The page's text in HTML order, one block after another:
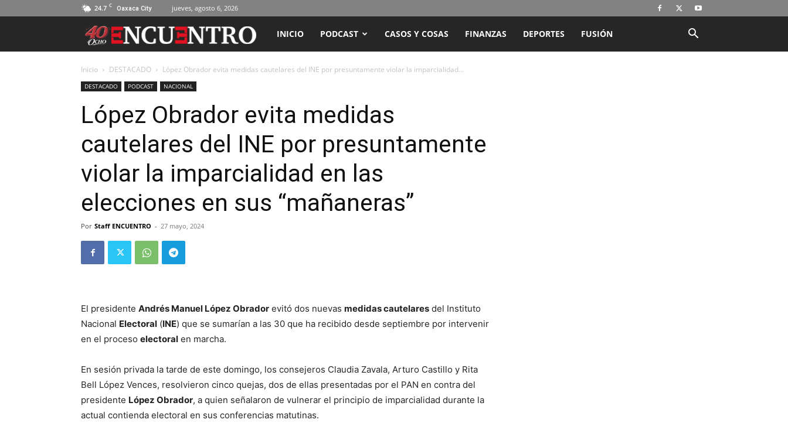
24.7 C Oaxaca City jueves, agosto 6, 2026
ENCUENTRO
RADIO
Y
TELEVISIÓN
INICIO PODCAST CASOS Y COSAS FINANZAS DEPORTES FUSIÓN
Inicio DESTACADO López Obrador evita medidas cautelares del INE por presuntamente violar la imparcialidad...
DESTACADO PODCAST NACIONAL
López Obrador evita medidas
cautelares del INE por presuntamente
violar la imparcialidad en las
elecciones en sus “mañaneras”
Por Staff ENCUENTRO - 27 mayo, 2024
El presidente Andrés Manuel López Obrador evitó dos nuevas medidas cautelares del Instituto
Nacional Electoral (INE) que se sumarían a las 30 que ha recibido desde septiembre por intervenir
en el proceso electoral en marcha.
En sesión privada la tarde de este domingo, los consejeros Claudia Zavala, Arturo Castillo y Rita
Bell López Vences, resolvieron cinco quejas, dos de ellas presentadas por el PAN en contra del
presidente López Obrador, a quien señalaron de vulnerar el principio de imparcialidad durante la
actual contienda electoral en sus conferencias matutinas.